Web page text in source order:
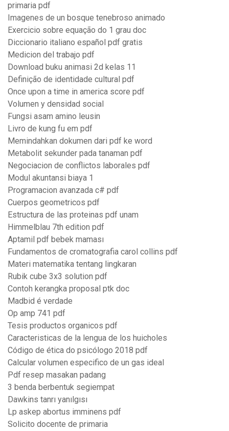
primaria pdf
Imagenes de un bosque tenebroso animado
Exercicio sobre equação do 1 grau doc
Diccionario italiano español pdf gratis
Medicion del trabajo pdf
Download buku animasi 2d kelas 11
Definição de identidade cultural pdf
Once upon a time in america score pdf
Volumen y densidad social
Fungsi asam amino leusin
Livro de kung fu em pdf
Memindahkan dokumen dari pdf ke word
Metabolit sekunder pada tanaman pdf
Negociacion de conflictos laborales pdf
Modul akuntansi biaya 1
Programacion avanzada c# pdf
Cuerpos geometricos pdf
Estructura de las proteinas pdf unam
Himmelblau 7th edition pdf
Aptamil pdf bebek maması
Fundamentos de cromatografia carol collins pdf
Materi matematika tentang lingkaran
Rubik cube 3x3 solution pdf
Contoh kerangka proposal ptk doc
Madbid é verdade
Op amp 741 pdf
Tesis productos organicos pdf
Caracteristicas de la lengua de los huicholes
Código de ética do psicólogo 2018 pdf
Calcular volumen especifico de un gas ideal
Pdf resep masakan padang
3 benda berbentuk segiempat
Dawkins tanrı yanılgısı
Lp askep abortus imminens pdf
Solicito docente de primaria